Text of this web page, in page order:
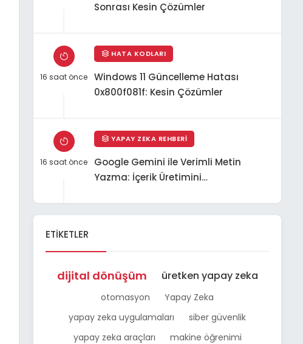
Sonrası Kesin Çözümler
16 saat önce
HATA KODLARI
Windows 11 Güncelleme Hatası
0x800f081f: Kesin Çözümler
16 saat önce
YAPAY ZEKA REHBERI
Google Gemini ile Verimli Metin
Yazma: İçerik Üretimini
ETIKETLER
dijital dönüşüm üretken yapay zeka
otomasyon
Yapay Zeka
yapay zeka uygulamaları
siber güvenlik
yapay zeka araçları
makine öğrenimi